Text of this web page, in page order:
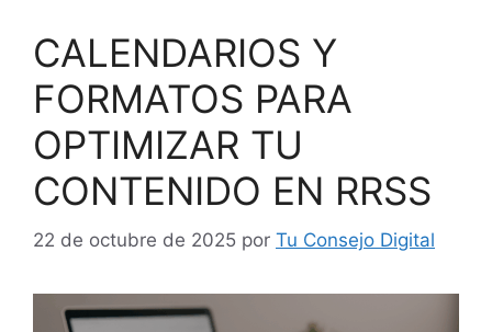
CALENDARIOS Y
FORMATOS PARA
OPTIMIZAR TU
CONTENIDO EN RRSS
22 de octubre de 2025 por Tu Consejo Digital